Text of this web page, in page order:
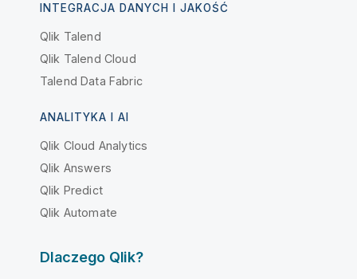
INTEGRACJA DANYCH I JAKOŚĆ
Qlik Talend
Qlik Talend Cloud
Talend Data Fabric
ANALITYKA I AI
Qlik Cloud Analytics
Qlik Answers
Qlik Predict
Qlik Automate
Dlaczego Qlik?